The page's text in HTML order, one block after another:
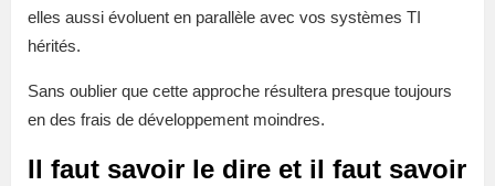
elles aussi évoluent en parallèle avec vos systèmes TI
hérités.
Sans oublier que cette approche résultera presque toujours
en des frais de développement moindres.
Il faut savoir le dire et il faut savoir